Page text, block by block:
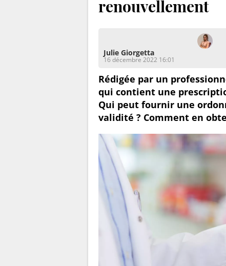
renouvellement
Julie Giorgetta
16 décembre 2022 16:01
Rédigée par un
qui contient une
Qui peut fournir une
validité ? Comment en